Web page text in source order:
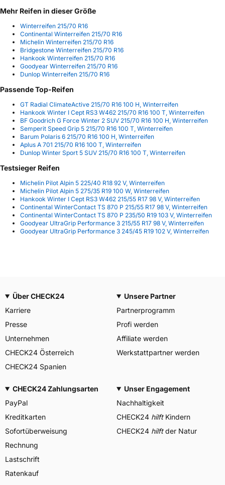
Mehr Reifen in dieser Größe
Winterreifen 215/70 R16
Continental Winterreifen 215/70 R16
Michelin Winterreifen 215/70 R16
Bridgestone Winterreifen 215/70 R16
Hankook Winterreifen 215/70 R16
Goodyear Winterreifen 215/70 R16
Dunlop Winterreifen 215/70 R16
Passende Top-Reifen
GT Radial ClimateActive 215/70 R16 100 H, Winterreifen
Hankook Winter I Cept RS3 W462 215/70 R16 100 T, Winterreifen
BF Goodrich G Force Winter 2 SUV 215/70 R16 100 H, Winterreifen
Semperit Speed Grip 5 215/70 R16 100 T, Winterreifen
Barum Polaris 6 215/70 R16 100 H, Winterreifen
Aplus A 701 215/70 R16 100 T, Winterreifen
Dunlop Winter Sport 5 SUV 215/70 R16 100 T, Winterreifen
Testsieger Reifen
Michelin Pilot Alpin 5 225/40 R18 92 V, Winterreifen
Michelin Pilot Alpin 5 275/35 R19 100 W, Winterreifen
Hankook Winter I Cept RS3 W462 215/55 R17 98 V, Winterreifen
Continental WinterContact TS 870 P 215/55 R17 98 V, Winterreifen
Continental WinterContact TS 870 P 235/50 R19 103 V, Winterreifen
Goodyear UltraGrip Performance 3 215/55 R17 98 V, Winterreifen
Goodyear UltraGrip Performance 3 245/45 R19 102 V, Winterreifen
Über CHECK24
Karriere
Presse
Unternehmen
CHECK24 Österreich
CHECK24 Spanien
Unsere Partner
Partnerprogramm
Profi werden
Affiliate werden
Werkstattpartner werden
CHECK24 Zahlungsarten
PayPal
Kreditkarten
Sofortüberweisung
Rechnung
Lastschrift
Ratenkauf
Unser Engagement
Nachhaltigkeit
CHECK24 hilftKindern
CHECK24 hilftder Natur